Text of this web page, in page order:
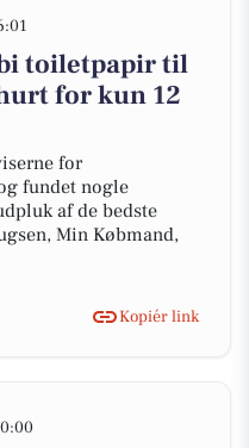
toiletpapir til
for kun 12
for
fundet nogle
af de bedste
Min Købmand,
Kopiér link